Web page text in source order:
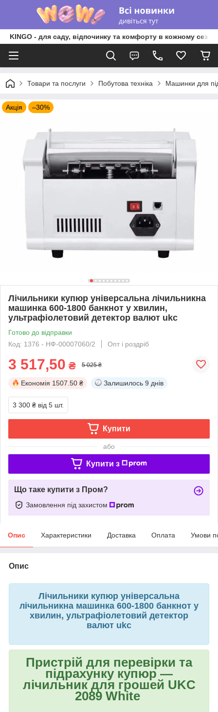
KINGO - для саду, відпочинку та комфорту в кожному
Товари та послуги Побутова техніка Машинки для
Акція –30%
Лічильники купюр універсальна лічильникна
машинка 600-1800 банкнот у хвилин,
ультрафіолетовий детектор валют ukc
Готово до відправки
Код: 1376 - НФ-00007060/2
Опт і роздріб
3 517,50 ₴ 5 025 ₴
Економія 1507.50 ₴ Залишилось 9 днів
3 300 ₴ від 5 шт.
Купити
або
Купити з
Що таке купити з Пром?
Замовлення під захистом
Опис Характеристики Доставка Оплата Умови
Опис
Лічильники купюр універсальна
лічильникна машинка 600-1800 банкнот у
хвилин, ультрафіолетовий детектор
валют ukc
Пристрій для перевірки та
підрахунку купюр —
лічильник для грошей UKC
2089 White